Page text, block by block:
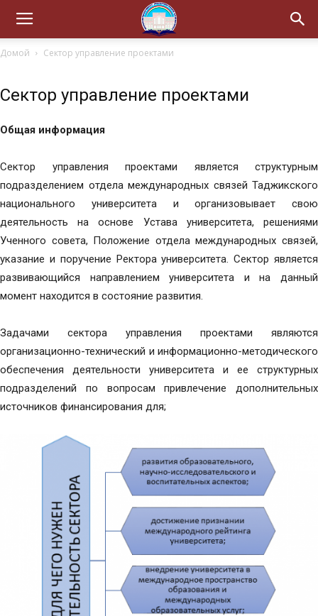
Домой Сектор управление проектами
Сектор управление проектами
Общая информация
Сектор управления проектами является структурным
подразделением отдела международных связей Таджикского
национального университета и организовывает свою
деятельность на основе Устава университета, решениями
Ученного совета, Положение отдела международных связей,
указание и поручение Ректора университета. Сектор является
развивающийся направлением университета и на данный
момент находится в состояние развития.
Задачами сектора управления проектами являются
организационно-технический и информационно-методического
обеспечения деятельности университета и ее структурных
подразделений по вопросам привлечение дополнительных
источников финансирования для;